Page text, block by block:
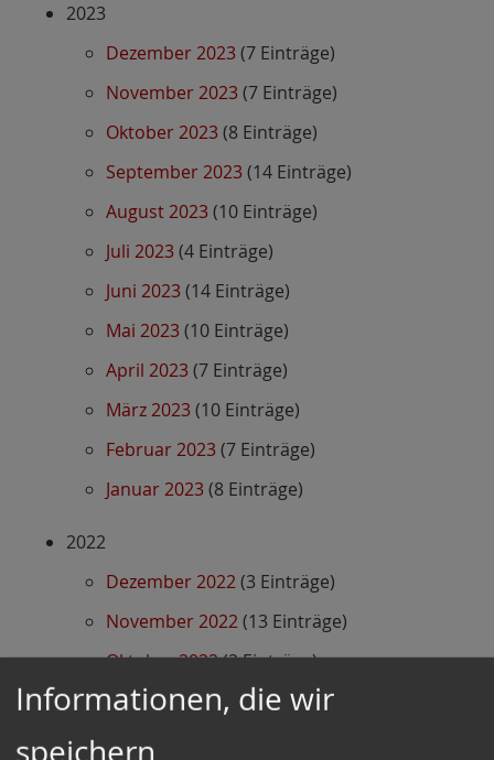
2023
Dezember 2023(7 Einträge)
November 2023(7 Einträge)
Oktober 2023(8 Einträge)
September 2023(14 Einträge)
August 2023(10 Einträge)
Juli 2023(4 Einträge)
Juni 2023(14 Einträge)
Mai 2023(10 Einträge)
April 2023(7 Einträge)
März 2023(10 Einträge)
Februar 2023(7 Einträge)
Januar 2023(8 Einträge)
2022
Dezember 2022(3 Einträge)
November 2022(13 Einträge)
Oktober 2022(2 Einträge)
September 2022(7 Einträge)
August 2022
Informationen, die wir
speichern